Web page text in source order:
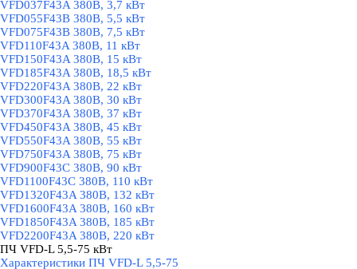
VFD037F43A 380В, 3,7 кВт
VFD055F43B 380В, 5,5 кВт
VFD075F43B 380В, 7,5 кВт
VFD110F43A 380В, 11 кВт
VFD150F43A 380В, 15 кВт
VFD185F43A 380В, 18,5 кВт
VFD220F43A 380В, 22 кВт
VFD300F43A 380В, 30 кВт
VFD370F43A 380В, 37 кВт
VFD450F43A 380В, 45 кВт
VFD550F43A 380В, 55 кВт
VFD750F43A 380В, 75 кВт
VFD900F43C 380В, 90 кВт
VFD1100F43C 380В, 110 кВт
VFD1320F43A 380В, 132 кВт
VFD1600F43A 380В, 160 кВт
VFD1850F43A 380В, 185 кВт
VFD2200F43A 380В, 220 кВт
ПЧ VFD-L 5,5-75 кВт
Характеристики ПЧ VFD-L 5,5-75